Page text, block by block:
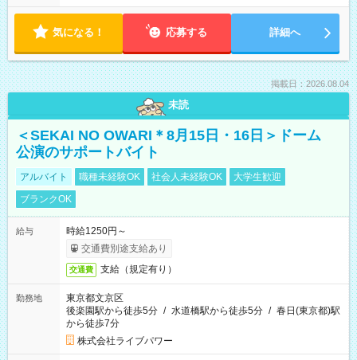
気になる！ 応募する 詳細へ
掲載日：2026.08.04
未読
＜SEKAI NO OWARI＊8月15日・16日＞ドーム
公演のサポートバイト
アルバイト 職種未経験OK 社会人未経験OK
大学生歓迎
ブランクOK
給与
時給1250円～
交通費別途支給あり
交通費 支給（規定有り）
勤務地
東京都文京区
後楽園駅から徒歩5分 / 水道橋駅から徒歩5分 / 春日(東京都)駅
から徒歩7分
株式会社ライブパワー